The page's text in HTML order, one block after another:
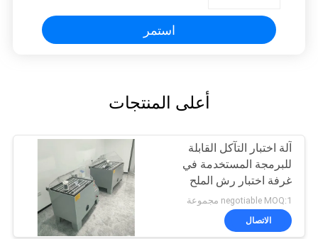
استمر
أعلى المنتجات
آلة اختبار التآكل القابلة
للبرمجة المستخدمة في
غرفة اختبار رش الملح
negotiable MOQ:1 مجموعة
الاتصال